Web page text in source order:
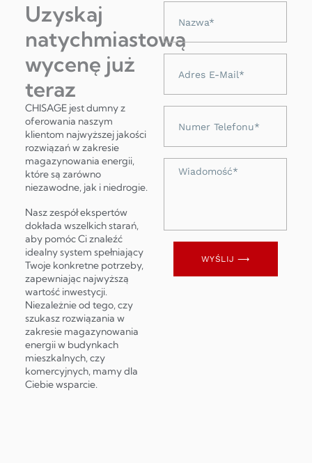
Uzyskaj
natychmiastową
wycenę już
teraz
CHISAGE jest dumny z
oferowania naszym
klientom najwyższej jakości
rozwiązań w zakresie
magazynowania energii,
które są zarówno
niezawodne, jak i niedrogie.
Nasz zespół ekspertów
dokłada wszelkich starań,
aby pomóc Ci znaleźć
idealny system spełniający
Twoje konkretne potrzeby,
zapewniając najwyższą
wartość inwestycji.
Niezależnie od tego, czy
szukasz rozwiązania w
zakresie magazynowania
energii w budynkach
mieszkalnych, czy
komercyjnych, mamy dla
Ciebie wsparcie.
telefonu
WYŚLIJ ⟶